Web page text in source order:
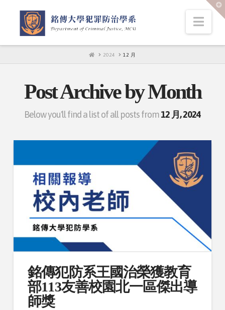
HOME
2024 12 月
Post Archive by Month
Below you'll find a list of all posts from12 月, 2024
銘傳犯防系王國治榮獲教育
部113友善校園北一區傑出導
師獎